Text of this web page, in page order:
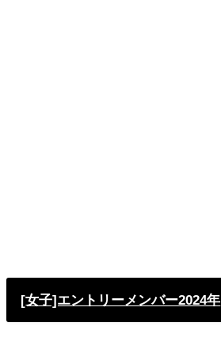
[女子]エントリーメンバー2024年